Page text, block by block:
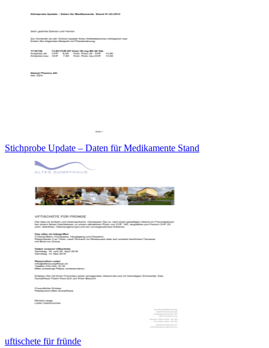
Stichprobe Update – Daten für Medikamente Stand
uftischete für fründe